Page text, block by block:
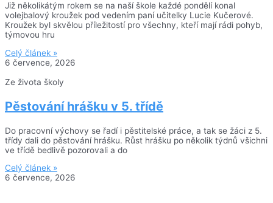
Již několikátým rokem se na naší škole každé pondělí konal
volejbalový kroužek pod vedením paní učitelky Lucie Kučerové.
Kroužek byl skvělou příležitostí pro všechny, kteří mají rádi pohyb,
týmovou hru
Celý článek »
6 července, 2026
Ze života školy
Pěstování hrášku v 5. třídě
Do pracovní výchovy se řadí i pěstitelské práce, a tak se žáci z 5.
třídy dali do pěstování hrášku. Růst hrášku po několik týdnů všichni
ve třídě bedlivě pozorovali a do
Celý článek »
6 července, 2026